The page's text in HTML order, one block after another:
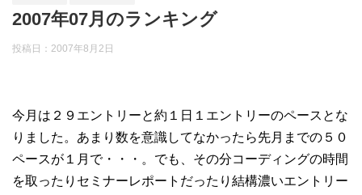
2007年07月のランキング
投稿日： 2007年8月2日
今月は２９エントリーと約１日１エントリーのペースとな
りました。あまり数を意識してなかったら先月までの５０
ペースが１月で・・・。でも、その分コーディングの時間
を取ったりセミナーレポートだったり結構濃いエントリー